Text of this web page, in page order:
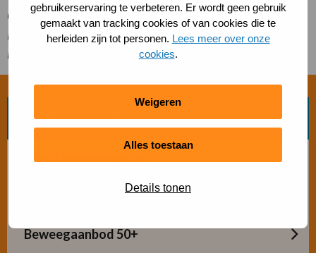
gebruikerservaring te verbeteren. Er wordt geen gebruik
gemaakt van tracking cookies of van cookies die te
herleiden zijn tot personen. Lees meer over onze
cookies.
Weigeren
Alles toestaan
Details tonen
Oud-atleet Dafne Schippers en voormalig wethouder Sport
Marianna van der Sloot drukten op de knop voor de
lancering van de nieuwe website ´S-PORT.
Zoek beweegvorm
Bosch beweegaanbod
Sporten met beperking
Beweegaanbod 50+